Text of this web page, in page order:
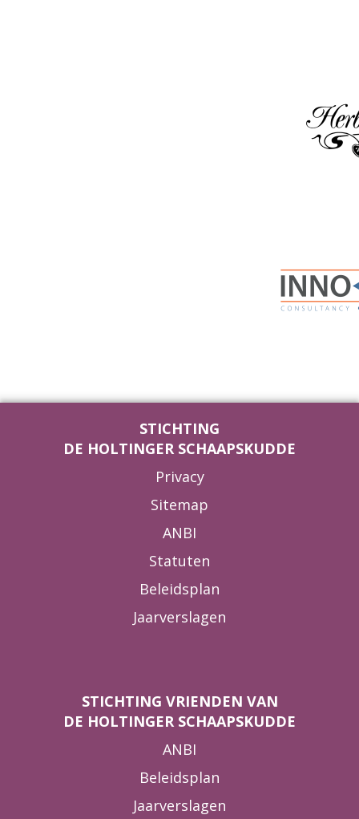
STICHTING
DE HOLTINGER SCHAAPSKUDDE
Privacy
Sitemap
ANBI
Statuten
Beleidsplan
Jaarverslagen
STICHTING VRIENDEN VAN
DE HOLTINGER SCHAAPSKUDDE
ANBI
Beleidsplan
Jaarverslagen